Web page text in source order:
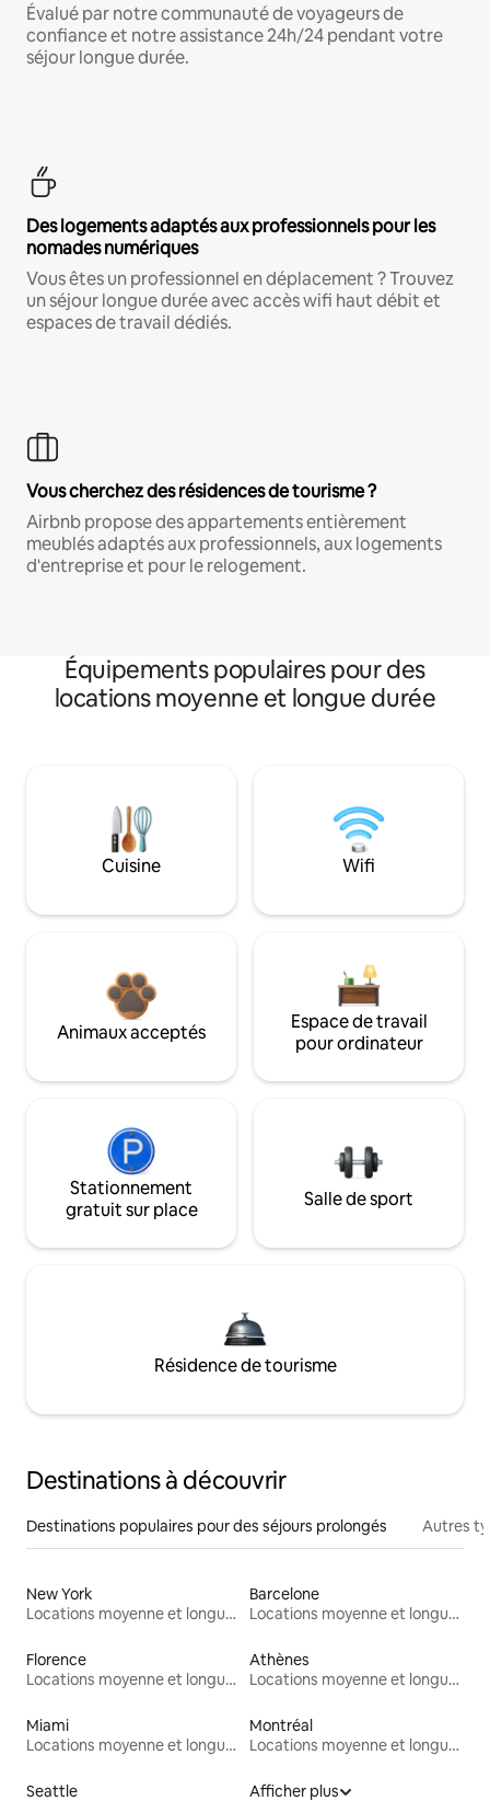
Évalué par notre communauté de voyageurs de
confiance et notre assistance 24h/24 pendant votre
séjour longue durée.
Des logements adaptés aux professionnels pour les
nomades numériques
Vous êtes un professionnel en déplacement ? Trouvez
un séjour longue durée avec accès wifi haut débit et
espaces de travail dédiés.
Vous cherchez des résidences de tourisme ?
Airbnb propose des appartements entièrement
meublés adaptés aux professionnels, aux logements
d'entreprise et pour le relogement.
Équipements populaires pour des
locations moyenne et longue durée
Cuisine Wifi
Animaux acceptés
Espace de travail
pour ordinateur
Stationnement
gratuit sur place
Salle de sport
Résidence de tourisme
Destinations à découvrir
Destinations populaires pour des séjours prolongés Autres
New York
Locations moyenne et longue durée
Barcelone
Locations moyenne et longue durée
Florence
Locations moyenne et longue durée
Athènes
Locations moyenne et longue durée
Miami
Locations moyenne et longue durée
Montréal
Locations moyenne et longue durée
Seattle
Afficher plus